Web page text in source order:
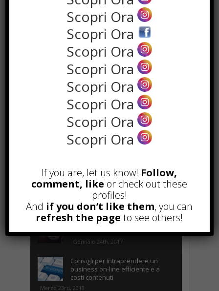
POPOLARI
Alcuni trucchi per avere un blog di
Comprare visite YouTube: i 5
vantaggi TOP!
Novembre 2nd, 2017
Parcheggiare low-cost a Torino
Caselle
Gennaio 24th, 2017
Consigli per intraprendere un
business on-line efficiente e a
costi contenuti
Marzo 23rd, 2018
Scopri Ora
Scopri Ora
Scopri Ora
Scopri Ora
Scopri Ora
Scopri Ora
Scopri Ora
Scopri Ora
If you are, let us know! Follow,
comment, like or check out these
profiles!
And if you don’t like them, you can
refresh the page to see others!